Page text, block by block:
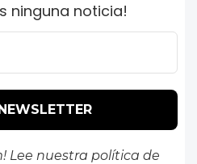
ninguna noticia!
Lee nuestra política de